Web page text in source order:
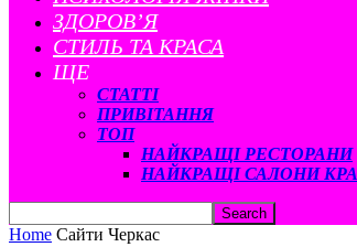
ЗДОРОВ’Я
СТИЛЬ ТА КРАСА
ЩЕ
СТАТТІ
ПРИВІТАННЯ
ТОП
НАЙКРАЩІ РЕСТОРАНИ
НАЙКРАЩІ САЛОНИ
Home Сайти Черкас